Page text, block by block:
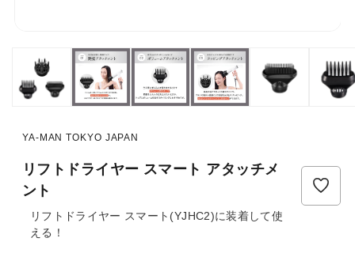
YA-MAN TOKYO JAPAN
リフトドライヤー スマート アタッチメ
ント
リフトドライヤー スマート(YJHC2)に装着して使
える！